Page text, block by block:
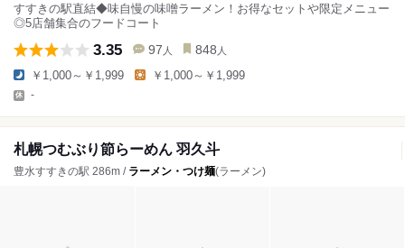
すすきの駅直結◆味自慢の味噌ラーメン！お得なセットや限定メニュー
◎5店舗集合のフードコート
3.35 97 人 848 人
￥1,000～￥1,999 ￥1,000～￥1,999
-
札幌つむぶり節らーめん 羽久斗
豊水すすきの駅 286m / ラーメン・つけ麺(ラーメン)